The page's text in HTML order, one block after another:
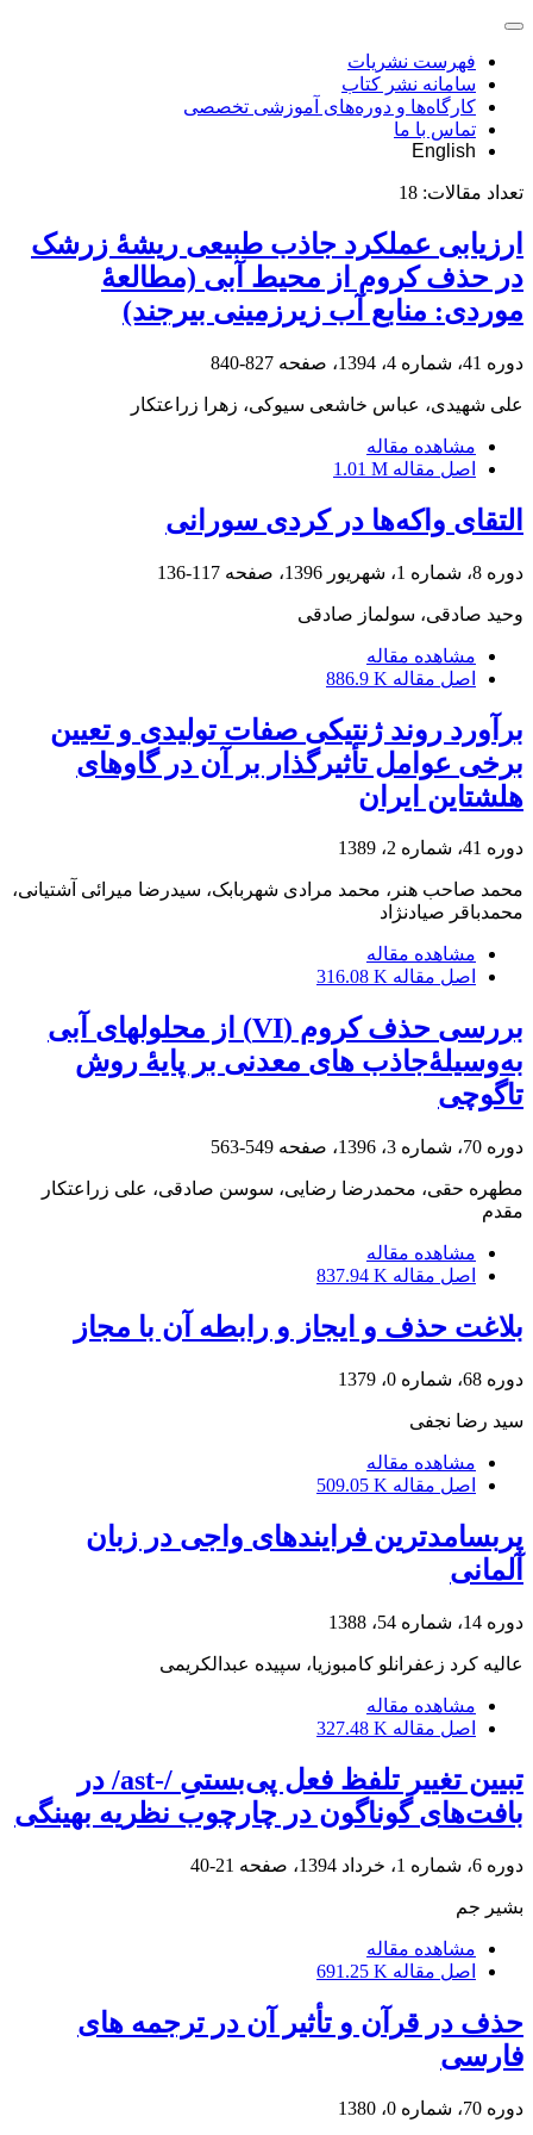
فهرست نشریات
سامانه نشر کتاب
کارگاه‌ها و دوره‌های آموزشی تخصصی
تماس با ما
English
تعداد مقالات: 18
ارزیابی عملکرد جاذب طبیعی ریشۀ زرشک
در حذف کروم از محیط آبی (مطالعۀ
موردی: منابع آب زیرزمینی بیرجند)
دوره 41، شماره 4، 1394، صفحه 827-840
علی شهیدی، عباس خاشعی سیوکی، زهرا زراعتکار
مشاهده مقاله
اصل مقاله 1.01 M
التقای واکه‌ها در کردی سورانی
دوره 8، شماره 1، شهریور 1396، صفحه 117-136
وحید صادقی، سولماز صادقی
مشاهده مقاله
اصل مقاله 886.9 K
برآورد روند ژنتیکی صفات تولیدی و تعیین
برخی عوامل تأثیرگذار بر آن در گاوهای
هلشتاین ایران
دوره 41، شماره 2، 1389
محمد صاحب هنر، محمد مرادی شهربابک، سیدرضا میرائی آشتیانی،
محمدباقر صیادنژاد
مشاهده مقاله
اصل مقاله 316.08 K
بررسی حذف کروم (VI) از محلول‏‏‏ها‏ی آبی
به‌وسیلۀجاذب‏‏‏ ها‏ی معدنی بر پایۀ روش
تاگوچی
دوره 70، شماره 3، 1396، صفحه 549-563
مطهره حقی، محمدرضا رضایی، سوسن صادقی، علی زراعتکار
مقدم
مشاهده مقاله
اصل مقاله 837.94 K
بلاغت حذف و ایجاز و رابطه آن با مجاز
دوره 68، شماره 0، 1379
سید رضا نجفی
مشاهده مقاله
اصل مقاله 509.05 K
پربسامدترین فرایندهای واجی در زبان
آلمانی
دوره 14، شماره 54، 1388
عالیه کرد زعفرانلو کامبوزیا، سپیده عبدالکریمی
مشاهده مقاله
اصل مقاله 327.48 K
تبیین تغییر تلفظ فعل‌ پی‌بستیِ /-ast/ در
بافت‌های گوناگون در چارچوب نظریه بهینگی
دوره 6، شماره 1، خرداد 1394، صفحه 21-40
بشیر جم
مشاهده مقاله
اصل مقاله 691.25 K
حذف در قرآن و تأثیر آن در ترجمه های
فارسی
دوره 70، شماره 0، 1380